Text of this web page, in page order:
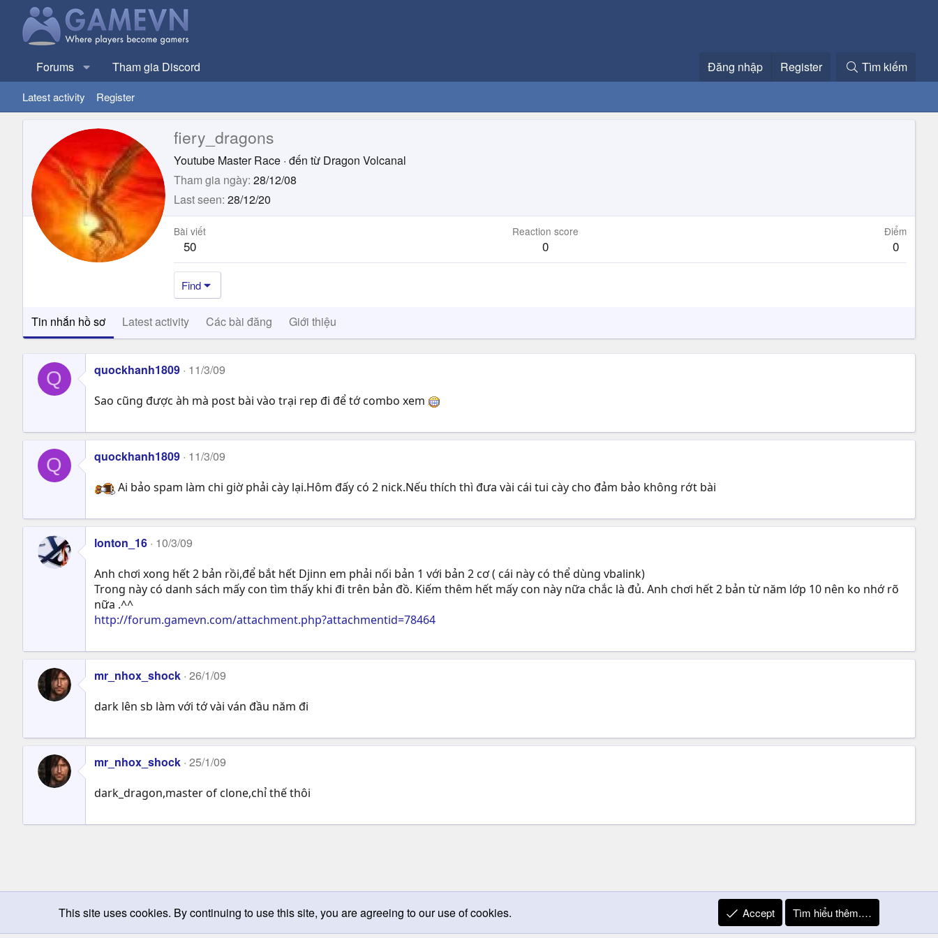
Forums Tham gia Discord Đăng nhập Register Tìm kiếm
Latest activity Register
fiery_dragons
Youtube Master Race · đến từ Dragon Volcanal
Tham gia ngày 28/12/08
Last seen 28/12/20
Bài viết
50
Reaction score
0
Điểm
0
Find
Tin nhắn hồ sơ Latest activity Các bài đăng Giới thiệu
Q quockhanh1809 11/3/09
Sao cũng được àh mà post bài vào trại rep đi để tớ combo xem
Q quockhanh1809 11/3/09
Ai bảo spam làm chi giờ phải cày lại.Hôm đấy có 2 nick.Nếu thích thì đưa vài cái tui cày cho đảm bảo không rớt bài
lonton_16 10/3/09
Anh chơi xong hết 2 bản rồi,để bắt hết Djinn em phải nối bản 1 với bản 2 cơ ( cái này có thể dùng vbalink)
Trong này có danh sách mấy con tìm thấy khi đi trên bản đồ. Kiếm thêm hết mấy con này nữa chắc là đủ. Anh chơi hết 2 bản từ năm lớp 10 nên ko nhớ rõ
nữa .^^
http://forum.gamevn.com/attachment.php?attachmentid=78464
mr_nhox_shock 26/1/09
dark lên sb làm với tớ vài ván đầu năm đi
mr_nhox_shock 25/1/09
dark_dragon,master of clone,chỉ thế thôi
Chọn giao diện Change width Quy định và Nội quy Privacy Policy Trợ giúp
S
This site uses cookies. By continuing to use this site, you are agreeing to our use of cookies. Accept Tìm hiểu thêm.…